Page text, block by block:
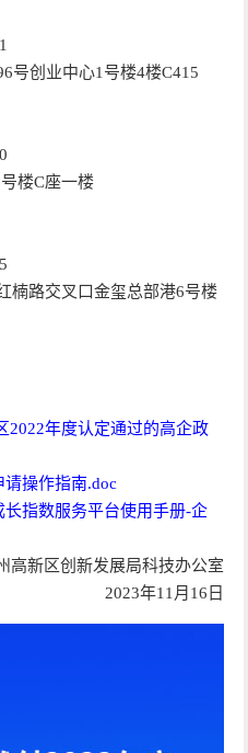
号创业中心1号楼4楼C415
楼C座一楼
楠路交叉口金玺总部港6号楼
2022年度认定通过的高企政
操作指南.doc
指数服务平台使用手册-企
高新区创新发展局科技办公室
2023年11月16日